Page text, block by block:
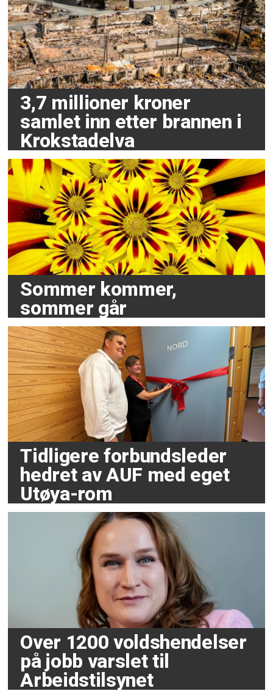
3,7 millioner kroner
samlet inn etter brannen i
Krokstadelva
Sommer kommer,
sommer går
Tidligere forbundsleder
hedret av AUF med eget
Utøya-rom
Over 1200 voldshendelser
på jobb varslet til
Arbeidstilsynet